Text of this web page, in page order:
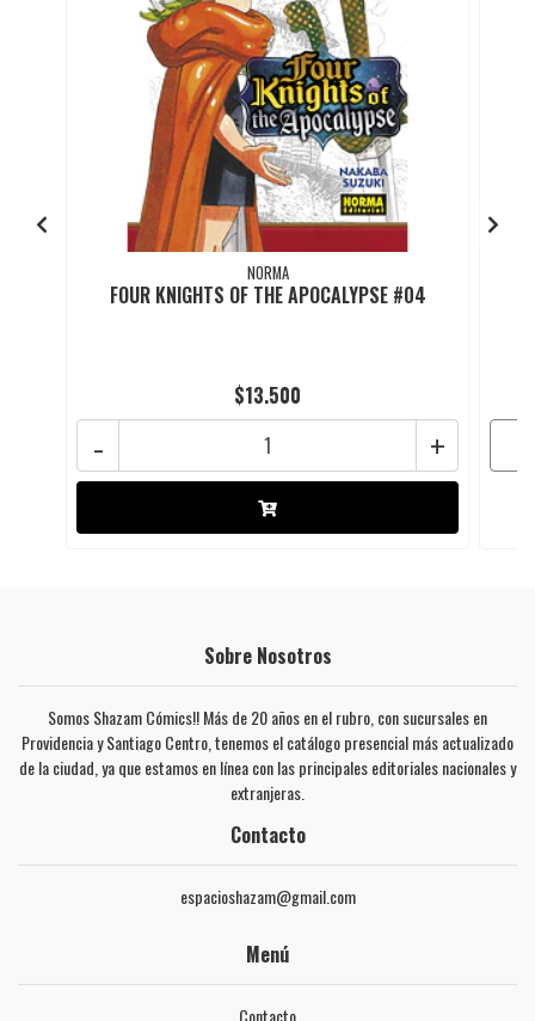
NORMA
FOUR KNIGHTS OF THE APOCALYPSE #04
$13.500
+
-
Sobre Nosotros
Somos Shazam Cómics!! Más de 20 años en el rubro, con sucursales en
Providencia y Santiago Centro, tenemos el catálogo presencial más actualizado
de la ciudad, ya que estamos en línea con las principales editoriales nacionales y
extranjeras.
Contacto
espacioshazam@gmail.com
Menú
Contacto